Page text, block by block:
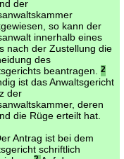
der
so kann der
innerhalb eines
nach der Zustellung die
des
beantragen.
2
ist das Anwaltsgericht
der
deren
die Rüge erteilt hat.
Antrag ist bei dem
schriftlich